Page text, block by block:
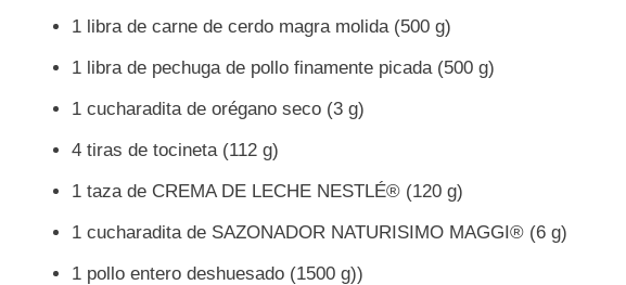
1 libra de carne de cerdo magra molida (500 g)
1 libra de pechuga de pollo finamente picada (500 g)
1 cucharadita de orégano seco (3 g)
4 tiras de tocineta (112 g)
1 taza de CREMA DE LECHE NESTLÉ® (120 g)
1 cucharadita de SAZONADOR NATURISIMO MAGGI® (6 g)
1 pollo entero deshuesado (1500 g))